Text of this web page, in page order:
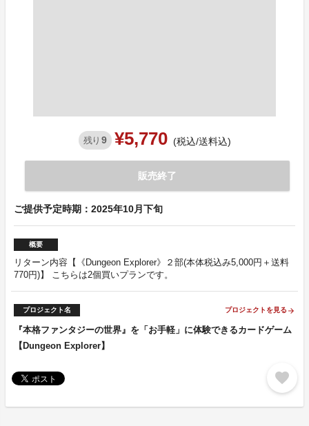
残り 9 ¥5,770 (税込/送料込)
販売終了
ご提供予定時期：2025年10月下旬
概要
リターン内容【《Dungeon Explorer》２部(本体税込み5,000円＋送料
770円)】 こちらは2個買いプランです。
プロジェクト名 プロジェクトを見る arrow_forward
『本格ファンタジーの世界』を「お手軽」に体験できるカードゲーム
【Dungeon Explorer】
favorite